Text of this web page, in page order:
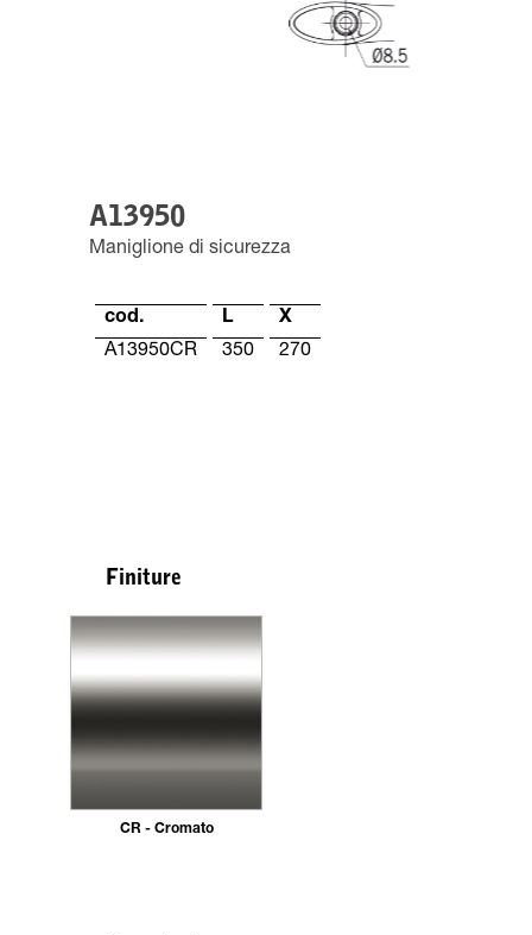
A13950
Maniglione di sicurezza
cod. L
X
A13950CR
350 270
Finiture
CR - Cromato